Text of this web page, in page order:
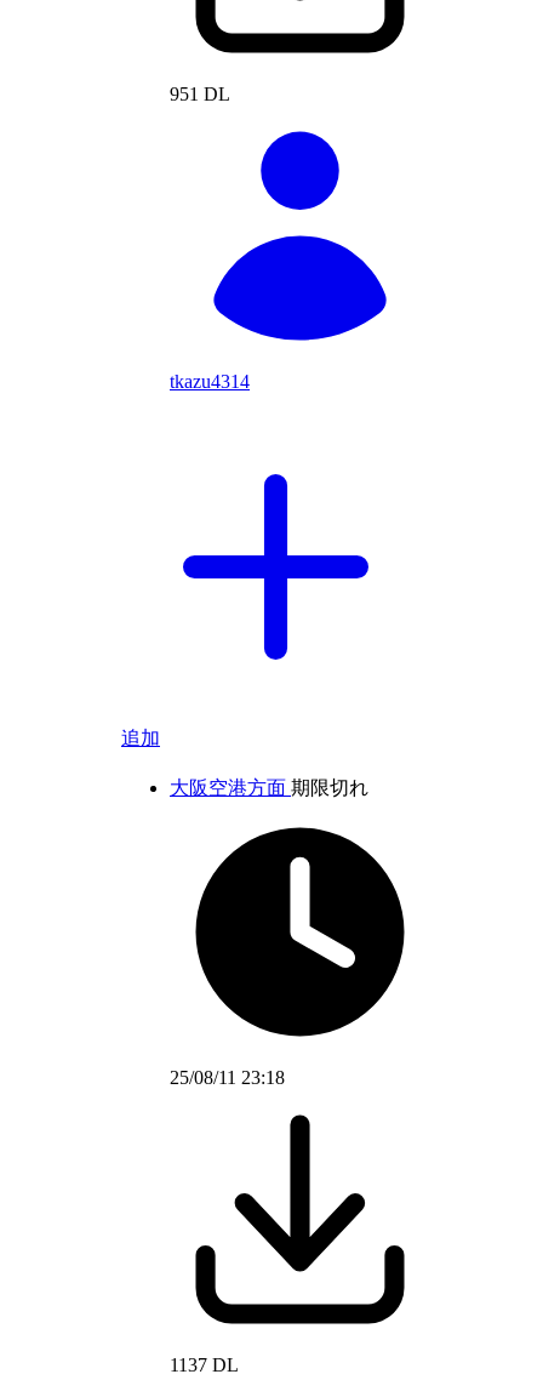
951 DL
tkazu4314
追加
大阪空港方面 期限切れ
25/08/11 23:18
1137 DL